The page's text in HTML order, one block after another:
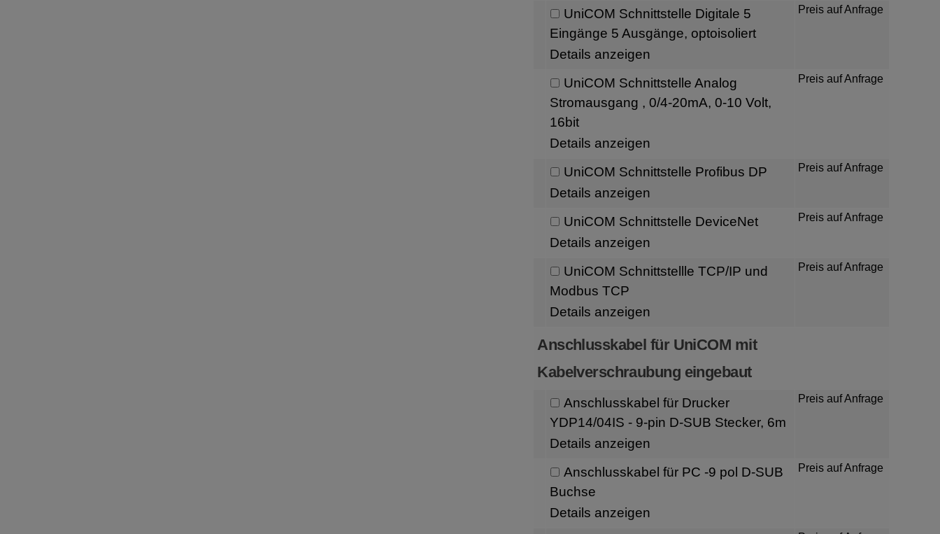
UniCOM Schnittstelle Digitale 5
Eingänge 5 Ausgänge, optoisoliert
Details anzeigen
Preis auf Anfrage
UniCOM Schnittstelle Analog
Stromausgang , 0/4-20mA, 0-10 Volt,
16bit
Details anzeigen
Preis auf Anfrage
UniCOM Schnittstelle Profibus DP
Details anzeigen
Preis auf Anfrage
UniCOM Schnittstelle DeviceNet
Details anzeigen
Preis auf Anfrage
UniCOM Schnittstellle TCP/IP und
Modbus TCP
Details anzeigen
Preis auf Anfrage
Anschlusskabel für UniCOM mit
Kabelverschraubung eingebaut
Anschlusskabel für Drucker
YDP14/04IS - 9-pin D-SUB Stecker, 6m
Details anzeigen
Preis auf Anfrage
Anschlusskabel für PC -9 pol D-SUB
Buchse
Details anzeigen
Preis auf Anfrage